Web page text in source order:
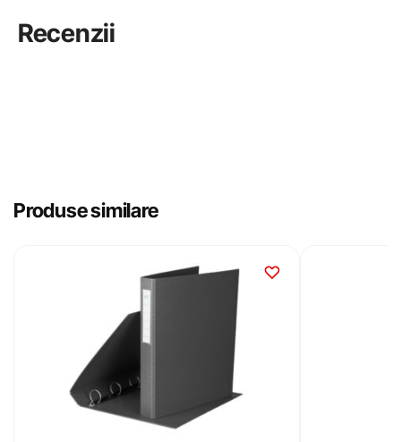
Recenzii
Produse similare